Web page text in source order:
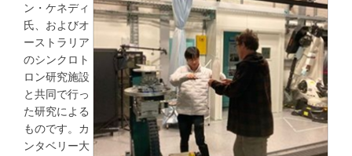
ン・ケネディ
氏、およびオ
ーストラリア
のシンクロト
ロン研究施設
と共同で行っ
た研究による
ものです。カ
ンタベリー大